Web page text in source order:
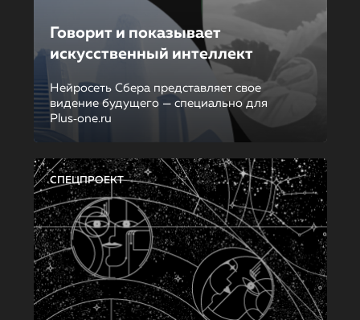
Говорит и показывает
искусственный интеллект
Нейросеть Сбера представляет свое
видение будущего — специально для
Plus‑one.ru
СПЕЦПРОЕКТ